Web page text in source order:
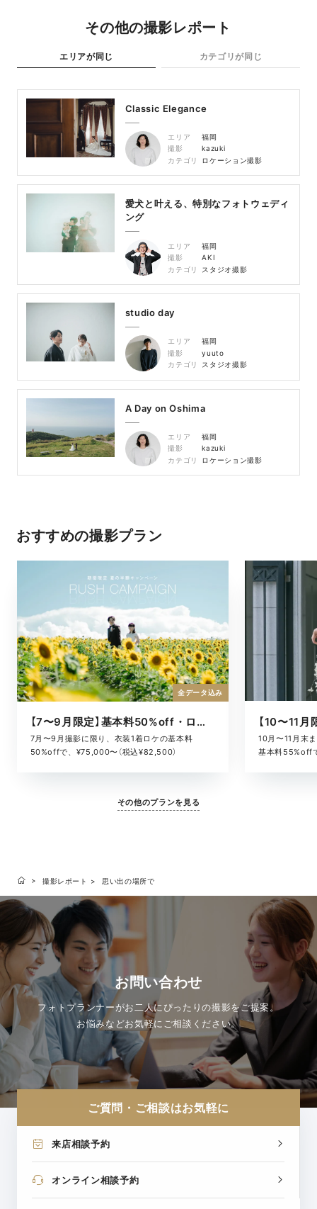
その他の撮影レポート
エリアが同じ カテゴリが同じ
Classic Elegance
エリア
福岡
撮影
kazuki
カテゴリ
ロケーション撮影
愛犬と叶える、特別なフォトウェディ
ング
エリア
福岡
撮影
AKI
カテゴリ
スタジオ撮影
studio day
エリア
福岡
撮影
yuuto
カテゴリ
スタジオ撮影
A Day on Oshima
エリア
福岡
撮影
kazuki
カテゴリ
ロケーション撮影
おすすめの撮影プラン
【7〜9月限定】基本料50%off・ロケキャンペーン
7月〜9月撮影に限り、衣装1着ロケの基本料
50%offで、¥75,000〜（税込¥82,500）
全データ込み
10月〜11月末
基本料55%off
その他のプランを見る
撮影レポート 思い出の場所で
お問い合わせ
フォトプランナーがお二人にぴったりの撮影をご提案。
お悩みなどお気軽にご相談ください。
ご質問・ご相談はお気軽に
来店相談予約
オンライン相談予約